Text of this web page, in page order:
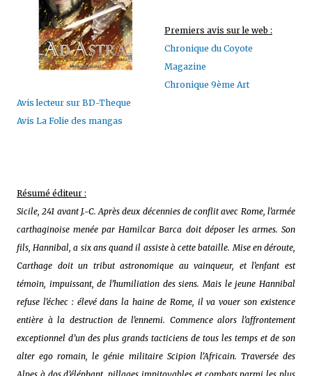
Premiers avis sur le web :
Chronique du Coyote
Magazine
Chronique 9ème Art
Avis lecteur sur BD-Theque
Avis La Folie des mangas
Résumé éditeur :
Sicile, 241 avant J.-C. Après deux décennies de conflit avec Rome, l’armée
carthaginoise menée par Hamilcar Barca doit déposer les armes. Son
fils, Hannibal, a six ans quand il assiste à cette bataille. Mise en déroute,
Carthage doit un tribut astronomique au vainqueur, et l’enfant est
témoin, impuissant, de l’humiliation des siens. Mais le jeune Hannibal
refuse l’échec : élevé dans la haine de Rome, il va vouer son existence
entière à la destruction de l’ennemi. Commence alors l’affrontement
exceptionnel d’un des plus grands tacticiens de tous les temps et de son
alter ego romain, le génie militaire Scipion l’Africain. Traversée des